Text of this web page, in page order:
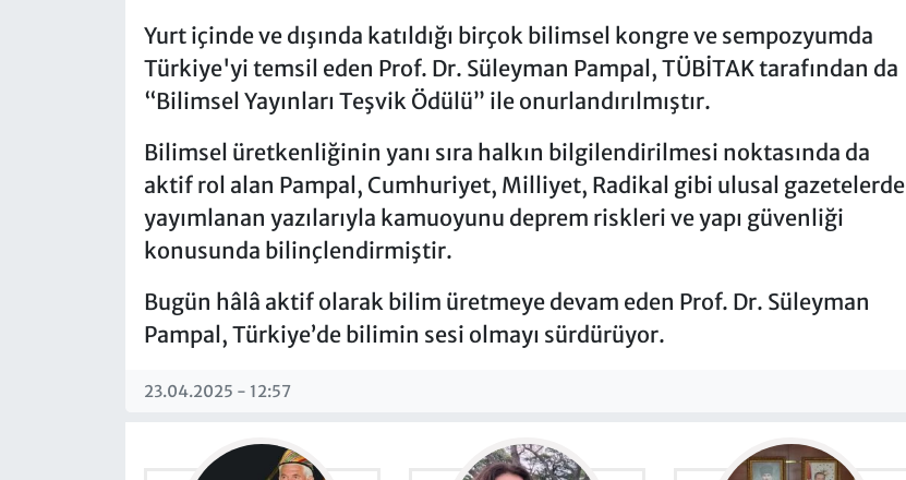
Yurt içinde ve dışında katıldığı birçok bilimsel kongre ve sempozyumda
Türkiye'yi temsil eden Prof. Dr. Süleyman Pampal, TÜBİTAK tarafından da
“Bilimsel Yayınları Teşvik Ödülü” ile onurlandırılmıştır.
Bilimsel üretkenliğinin yanı sıra halkın bilgilendirilmesi noktasında da
aktif rol alan Pampal, Cumhuriyet, Milliyet, Radikal gibi ulusal gazetelerde
yayımlanan yazılarıyla kamuoyunu deprem riskleri ve yapı güvenliği
konusunda bilinçlendirmiştir.
Bugün hâlâ aktif olarak bilim üretmeye devam eden Prof. Dr. Süleyman
Pampal, Türkiye’de bilimin sesi olmayı sürdürüyor.
23.04.2025 - 12:57